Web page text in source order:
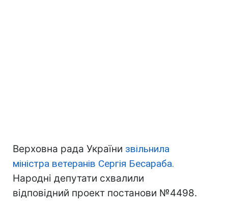
Верховна рада України звільнила
міністра ветеранів Сергія Бесараба.
Народні депутати схвалили
відповідний проект постанови №4498.